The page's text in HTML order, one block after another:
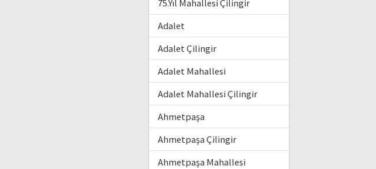
75.Yıl Mahallesi Çilingir
Adalet
Adalet Çilingir
Adalet Mahallesi
Adalet Mahallesi Çilingir
Ahmetpaşa
Ahmetpaşa Çilingir
Ahmetpaşa Mahallesi